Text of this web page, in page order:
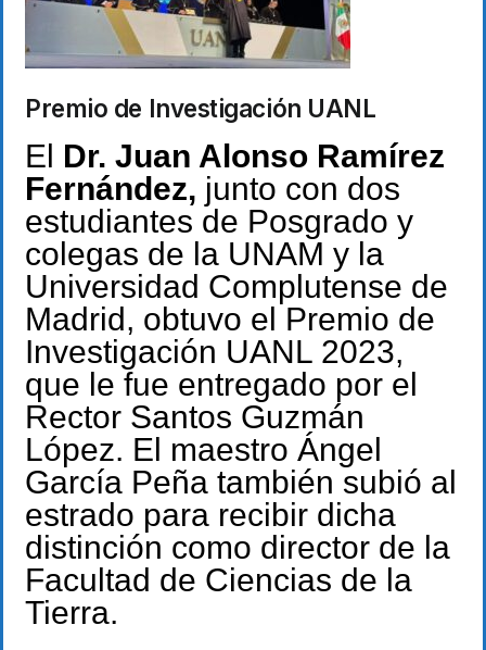
Premio de Investigación UANL
El Dr. Juan Alonso Ramírez
Fernández, junto con dos
estudiantes de Posgrado y
colegas de la UNAM y la
Universidad Complutense de
Madrid, obtuvo el Premio de
Investigación UANL 2023,
que le fue entregado por el
Rector Santos Guzmán
López. El maestro Ángel
García Peña también subió al
estrado para recibir dicha
distinción como director de la
Facultad de Ciencias de la
Tierra.